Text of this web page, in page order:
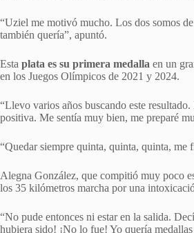
“Uziel me motivó mucho. Los dos somos
también quería”, apuntó.
Esta plata es su primera medalla en un
en los Juegos Olímpicos de 2021 y 2024.
“Llevo varios años buscando este
positiva. Me sentía muy bien, me preparé
“Quedar siempre quinta, quinta, quinta, me
Alegna González, que compitió muy poco
los 35 kilómetros marcha por una
“No pude entonces ni estar en la salida.
hubiera sido! ¡No lo fue! Yo quería